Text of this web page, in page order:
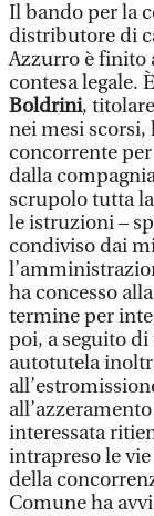
Il bando per la
distributore di
Azzurro è finito
contesa legale.
Boldrini,
nei mesi scorsi,
concorrente
dalla
scrupolo tutta
le istruzioni –
condiviso dai
ha concesso
termine per
poi, a seguito
autotutela
interessata
intrapreso le
della
Comune ha